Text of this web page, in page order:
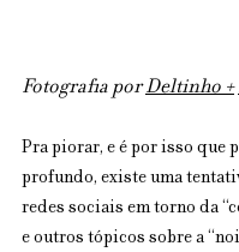
Fotografia por Deltinho +
Pra piorar, e é por isso que
profundo, existe uma
redes sociais em torno da
e outros tópicos sobre a